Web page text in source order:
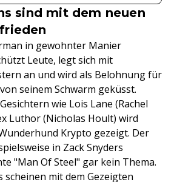
sind mit dem neuen
in gewohnter Manier
Leute, legt sich mit
an und wird als Belohnung für
seinem Schwarm geküsst.
wie Lois Lane (Rachel
Luthor (Nicholas Hoult) wird
Krypto gezeigt. Der
in Zack Snyders
"Man Of Steel" gar kein Thema.
scheinen mit dem Gezeigten